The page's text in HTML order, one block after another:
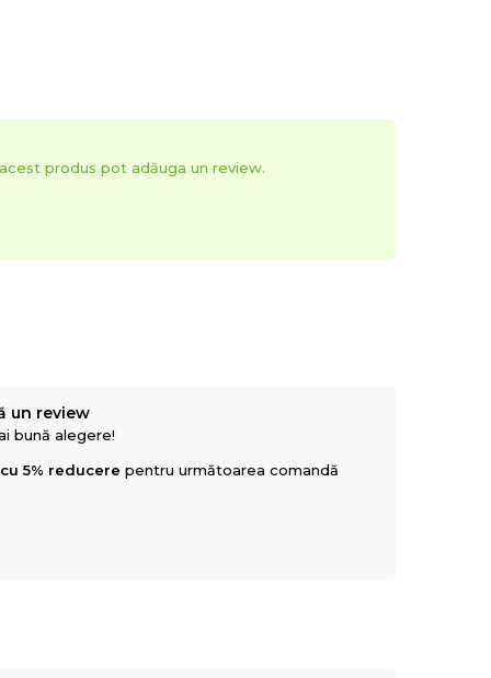
produs pot adăuga un review.
un review
bună alegere!
5% reducere pentru următoarea comandă